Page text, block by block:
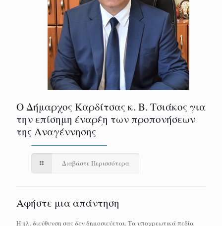
Ο Δήμαρχος Καρδίτσας κ. Β. Τσιάκος για
την επίσημη έναρξη των προπονήσεων
της Αναγέννησης
Διαβάστε Περισσότερα
Αφήστε μια απάντηση
Η ηλ. διεύθυνση σας δεν δημοσιεύεται. Τα υποχρεωτικά πεδία